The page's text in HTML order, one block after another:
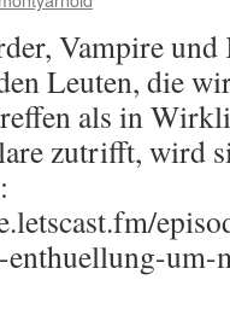
Vampire
Leuten, die
als in
zutrifft, wird
enthuellung-